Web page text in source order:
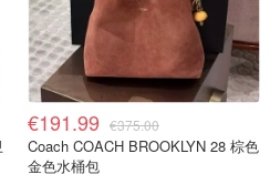
€191.99 €375.00
Coach COACH BROOKLYN 28 棕色
金色水桶包